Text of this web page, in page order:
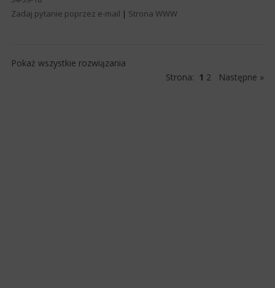
Zadaj pytanie poprzez e-mail | Strona WWW
Pokaż wszystkie rozwiązania
Strona: 1 2 Następne »